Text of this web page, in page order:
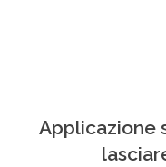
Applicazione